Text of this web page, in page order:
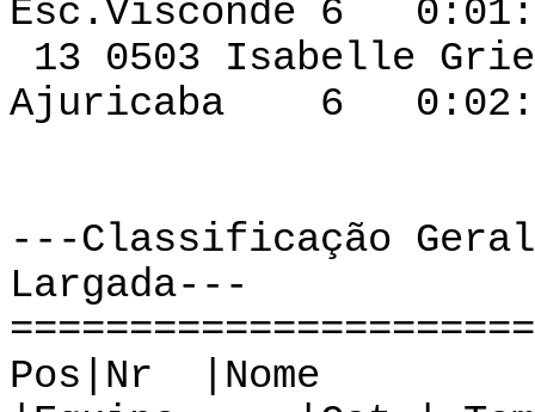
Esc.Visconde 6
13 0503 Isabelle
Ajuricaba 6
---Classificação
Largada---
Pos|Nr